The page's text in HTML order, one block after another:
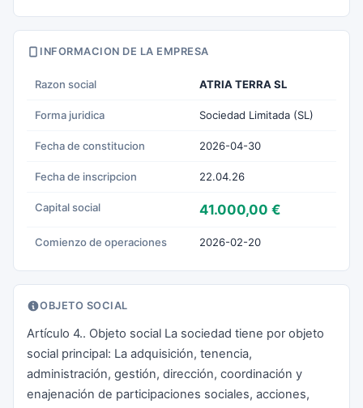
INFORMACION DE LA EMPRESA
Razon social ATRIA TERRA SL
Forma juridica Sociedad Limitada (SL)
Fecha de constitucion 2026-04-30
Fecha de inscripcion 22.04.26
Capital social 41.000,00 €
Comienzo de operaciones 2026-02-20
OBJETO SOCIAL
Artículo 4.. Objeto social La sociedad tiene por objeto
social principal: La adquisición, tenencia,
administración, gestión, dirección, coordinación y
enajenación de participaciones sociales, acciones,